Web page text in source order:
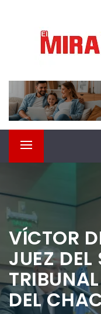
contenido
EL
Observá lo que pasa
Menú
VÍCTOR
JUEZ DEL
DEL